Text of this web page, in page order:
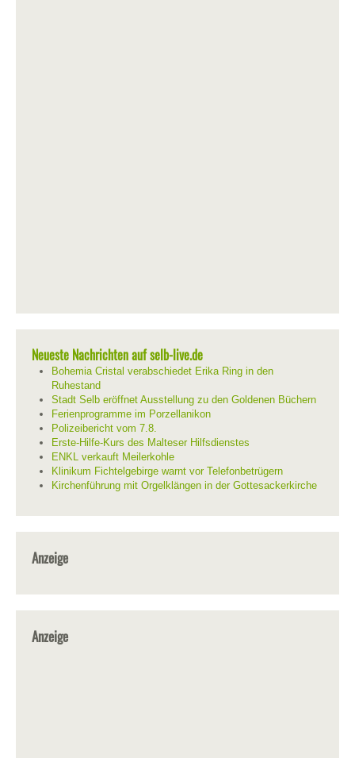
Neueste Nachrichten auf selb-live.de
Bohemia Cristal verabschiedet Erika Ring in den
Ruhestand
Stadt Selb eröffnet Ausstellung zu den Goldenen Büchern
Ferienprogramme im Porzellanikon
Polizeibericht vom 7.8.
Erste-Hilfe-Kurs des Malteser Hilfsdienstes
ENKL verkauft Meilerkohle
Klinikum Fichtelgebirge warnt vor Telefonbetrügern
Kirchenführung mit Orgelklängen in der Gottesackerkirche
Anzeige
Anzeige